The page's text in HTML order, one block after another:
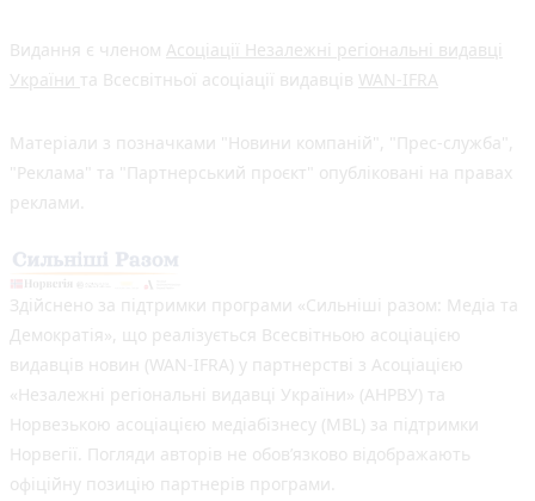
Видання є членом Асоціації Незалежні регіональні видавці
України та Всесвітньої асоціації видавців WAN-IFRA
Матеріали з позначками "Новини компаній", "Прес-служба",
"Реклама" та "Партнерський проєкт" опубліковані на правах
реклами.
Здійснено за підтримки програми «Сильніші разом: Медіа та
Демократія», що реалізується Всесвітньою асоціацією
видавців новин (WAN-IFRA) у партнерстві з Асоціацією
«Незалежні регіональні видавці України» (АНРВУ) та
Норвезькою асоціацією медіабізнесу (MBL) за підтримки
Норвегії. Погляди авторів не обов’язково відображають
офіційну позицію партнерів програми.